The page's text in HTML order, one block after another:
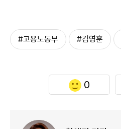
#고용노동부 #김영훈
0